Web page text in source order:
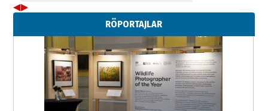
Neşat YALÇIN
Paranın Aile Kültüründeki Yeri
03 Ağustos 2026 Pazartesi
Yıldırım Gündoğdu
HAVVA’NIN ÜÇ KIZI
09 Temmuz 2026 Perşembe
◀▶
RÖPORTAJLAR